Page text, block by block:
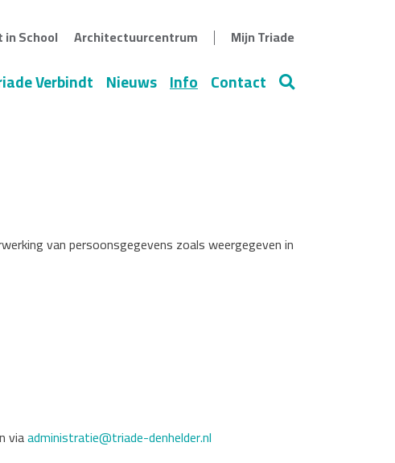
Verbindt Nieuws Info Contact Zoeken
in School Architectuurcentrum | Mijn Triade
van persoonsgegevens zoals weergegeven in
viaadministratie@triade-denhelder.nl